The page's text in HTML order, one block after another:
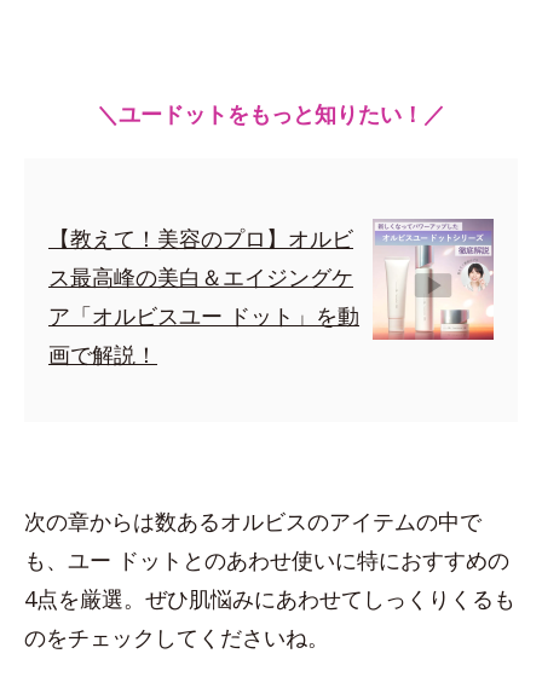
＼ユードットをもっと知りたい！／
【教えて！美容のプロ】オルビ
ス最高峰の美白＆エイジングケ
ア「オルビスユー ドット」を動
画で解説！
次の章からは数あるオルビスのアイテムの中で
も、ユー ドットとのあわせ使いに特におすすめの
4点を厳選。ぜひ肌悩みにあわせてしっくりくるも
のをチェックしてくださいね。